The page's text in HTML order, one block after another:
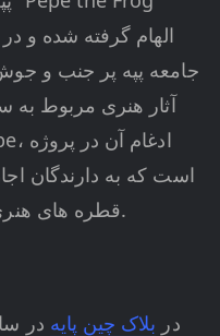
الهام گرفته شده و در
جامعه پپه پر جنب و
آثار هنری مربوط به
قطره های هنری دیجیتال انحصاری شرکت کنند.
Toshi (TOSHI) در بلاک چین پایه